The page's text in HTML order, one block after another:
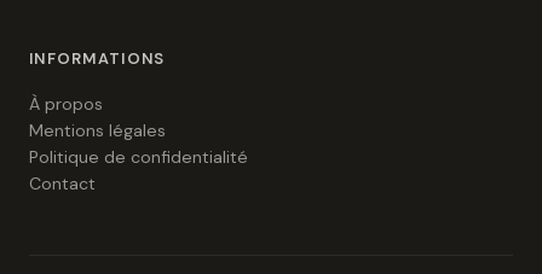
INFORMATIONS
À propos
Mentions légales
Politique de confidentialité
Contact